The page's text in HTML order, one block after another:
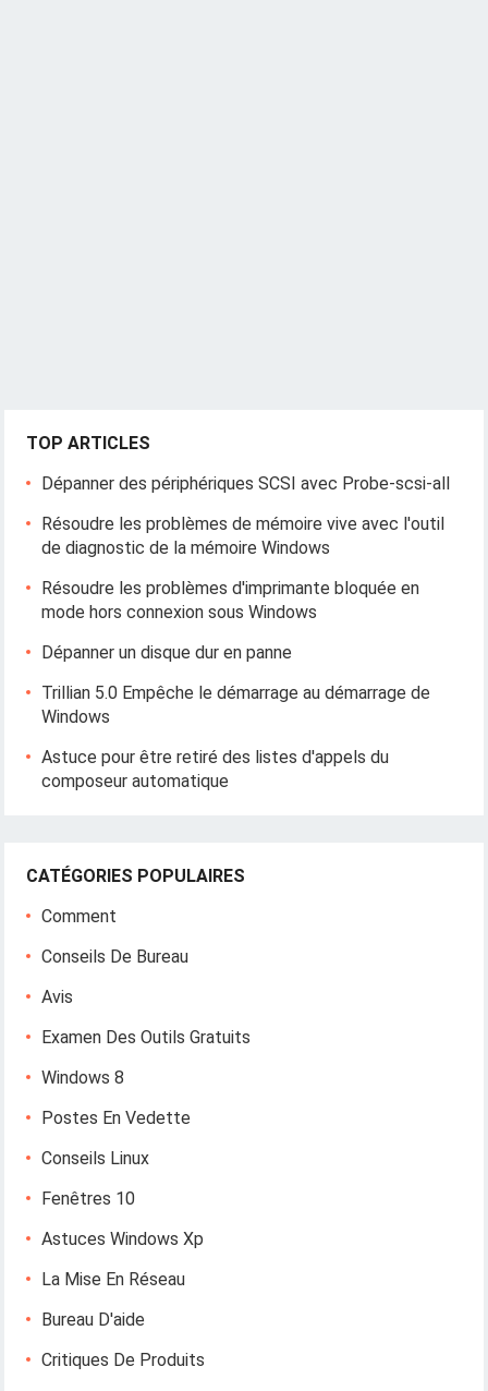
TOP ARTICLES
Dépanner des périphériques SCSI avec Probe-scsi-all
Résoudre les problèmes de mémoire vive avec l'outil
de diagnostic de la mémoire Windows
Résoudre les problèmes d'imprimante bloquée en
mode hors connexion sous Windows
Dépanner un disque dur en panne
Trillian 5.0 Empêche le démarrage au démarrage de
Windows
Astuce pour être retiré des listes d'appels du
composeur automatique
CATÉGORIES POPULAIRES
Comment
Conseils De Bureau
Avis
Examen Des Outils Gratuits
Windows 8
Postes En Vedette
Conseils Linux
Fenêtres 10
Astuces Windows Xp
La Mise En Réseau
Bureau D'aide
Critiques De Produits